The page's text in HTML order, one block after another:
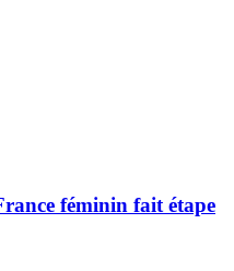
féminin fait étape